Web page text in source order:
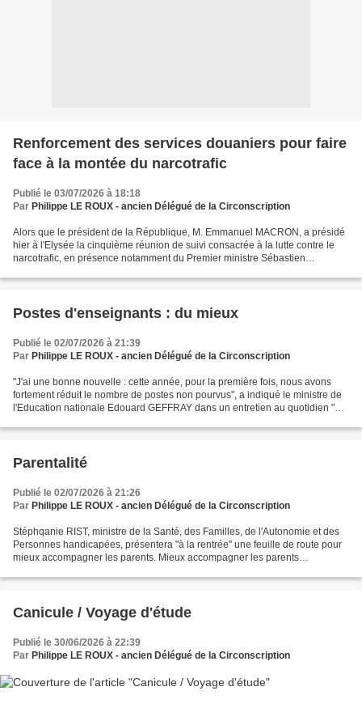
Renforcement des services douaniers pour faire
face à la montée du narcotrafic
Publié le 03/07/2026 à 18:18
Par Philippe LE ROUX - ancien Délégué de la Circonscription
Alors que le président de la République, M. Emmanuel MACRON, a présidé
hier à l'Elysée la cinquième réunion de suivi consacrée à la lutte contre le
narcotrafic, en présence notamment du Premier ministre Sébastien
Postes d'enseignants : du mieux
Publié le 02/07/2026 à 21:39
Par Philippe LE ROUX - ancien Délégué de la Circonscription
"J'ai une bonne nouvelle : cette année, pour la première fois, nous avons
fortement réduit le nombre de postes non pourvus", a indiqué le ministre de
l'Education nationale Edouard GEFFRAY dans un entretien au quotidien "La
Parentalité
Publié le 02/07/2026 à 21:26
Par Philippe LE ROUX - ancien Délégué de la Circonscription
Stéphqanie RIST, ministre de la Santé, des Familles, de l'Autonomie et des
Personnes handicapées, présentera "à la rentrée" une feuille de route pour
mieux accompagner les parents. Mieux accompagner les parents
Canicule / Voyage d'étude
Publié le 30/06/2026 à 22:39
Par Philippe LE ROUX - ancien Délégué de la Circonscription